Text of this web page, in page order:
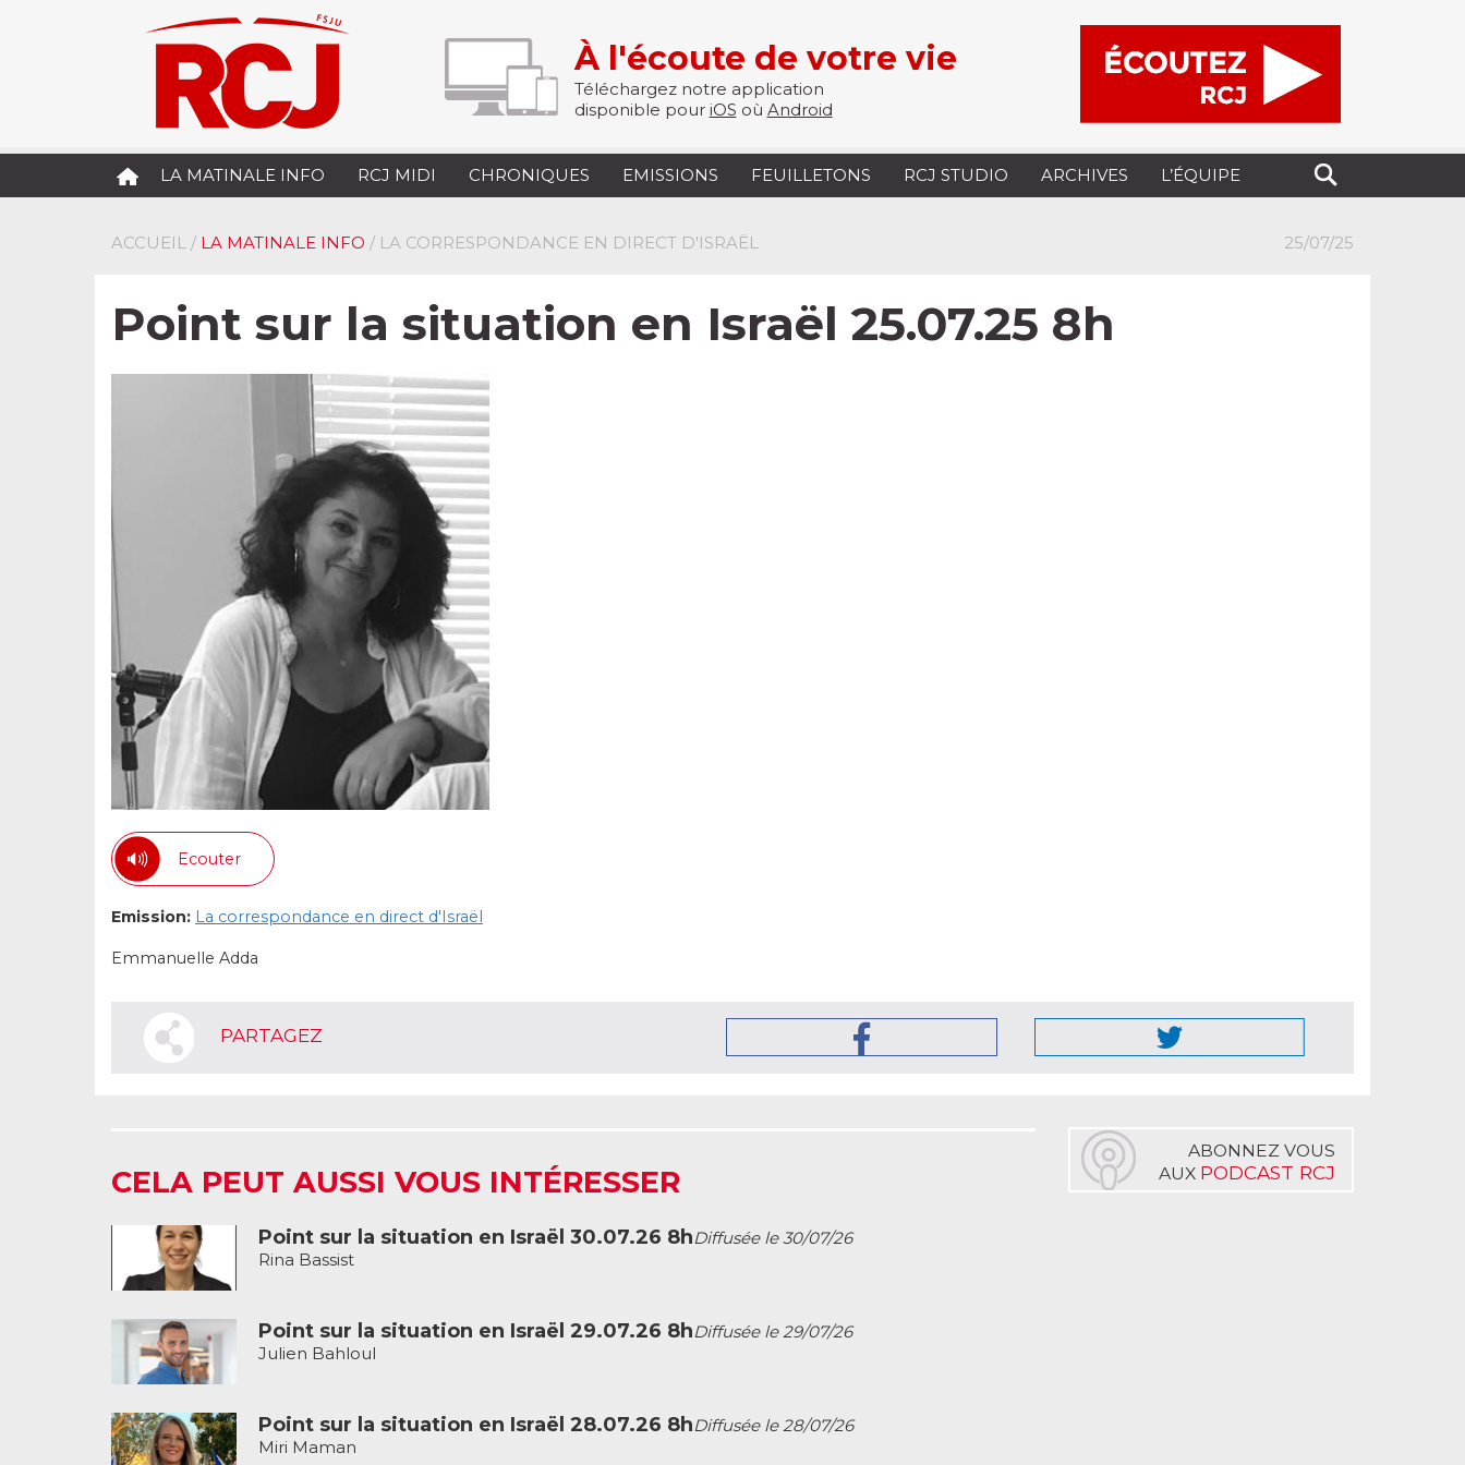
À l'écoute de votre vie
Téléchargez notre application
disponible pour iOS où Android
LA MATINALE INFO RCJ MIDI CHRONIQUES EMISSIONS FEUILLETONS RCJ STUDIO ARCHIVES L’ÉQUIPE
ACCUEIL / LA MATINALE INFO / LA CORRESPONDANCE EN DIRECT D'ISRAËL 25/07/25
Point sur la situation en Israël 25.07.25 8h
Ecouter
Emission: La correspondance en direct d'Israël
Emmanuelle Adda
PARTAGEZ
CELA PEUT AUSSI VOUS INTÉRESSER
Point sur la situation en Israël 30.07.26 8hDiffusée le 30/07/26
Rina Bassist
Point sur la situation en Israël 29.07.26 8hDiffusée le 29/07/26
Julien Bahloul
Point sur la situation en Israël 28.07.26 8hDiffusée le 28/07/26
Miri Maman
ABONNEZ VOUS
AUX PODCAST RCJ